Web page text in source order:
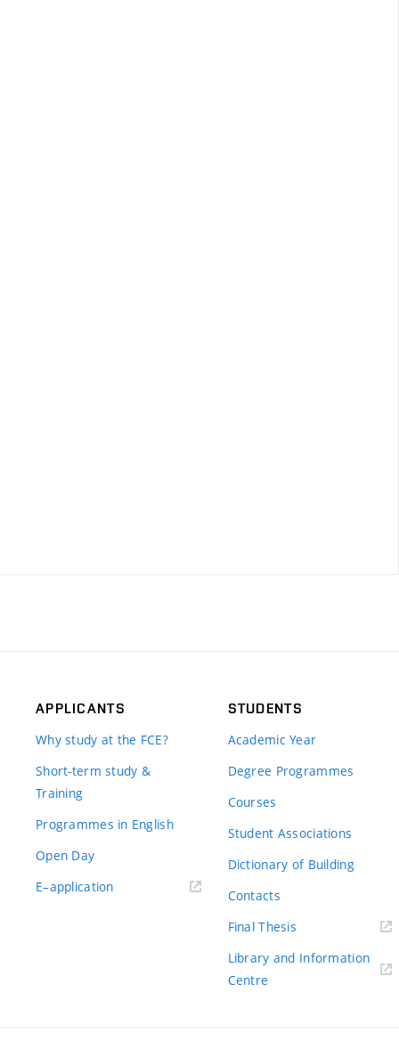
APPLICANTS
Why study at the FCE?
Short-term study &
Training
Programmes in English
Open Day
E–application(external
STUDENTS
Academic Year
Degree Programmes
Courses
Student Associations
Dictionary of Building
Contacts
Final Thesis
Library and Information
Centre